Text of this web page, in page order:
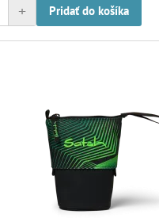
+ Pridať do košíka